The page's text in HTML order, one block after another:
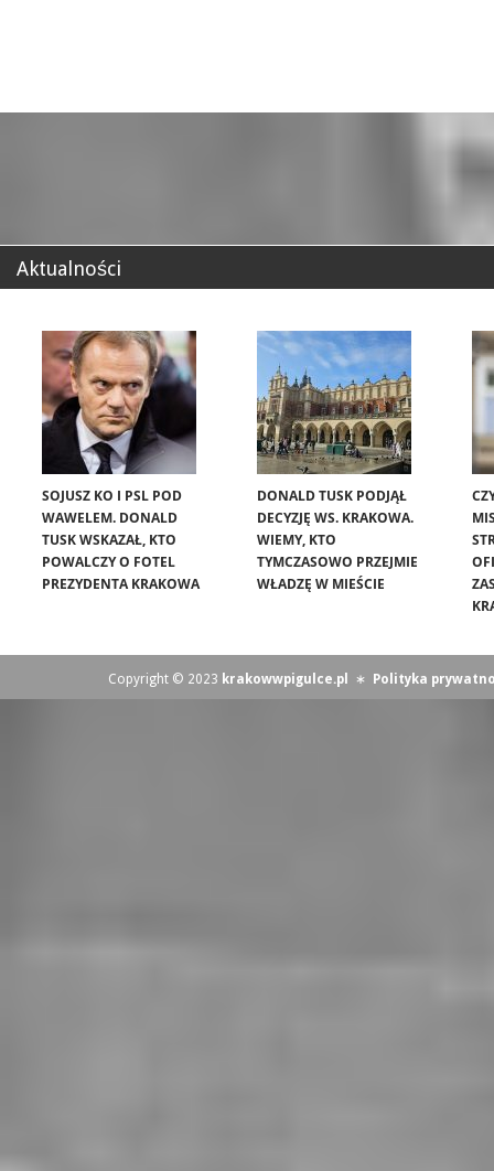
Aktualności
SOJUSZ KO I PSL POD
WAWELEM. DONALD
TUSK WSKAZAŁ, KTO
POWALCZY O FOTEL
PREZYDENTA KRAKOWA
DONALD TUSK PODJĄŁ
DECYZJĘ WS. KRAKOWA.
WIEMY, KTO
TYMCZASOWO PRZEJMIE
WŁADZĘ W MIEŚCIE
Copyright © 2023 krakowwpigulce.pl ∗ Polityka